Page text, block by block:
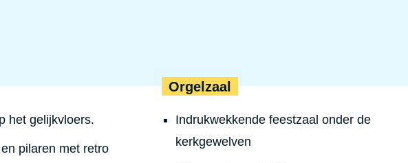
het gelijkvloers.
pilaren met retro
Orgelzaal
Indrukwekkende feestzaal onder de
kerkgewelven